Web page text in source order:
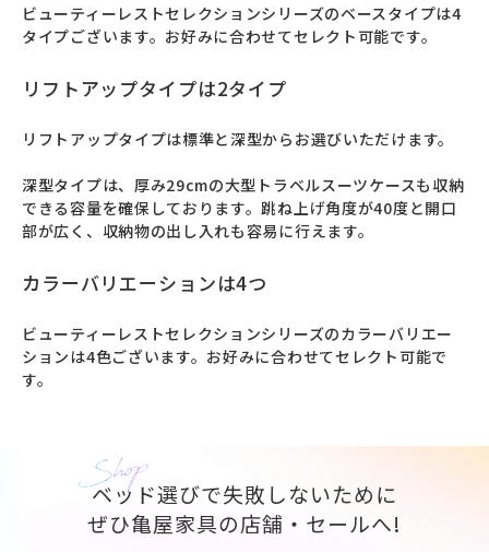
ビューティーレストセレクションシリーズのベースタイプは4
タイプございます。お好みに合わせてセレクト可能です。
リフトアップタイプは2タイプ
リフトアップタイプは標準と深型からお選びいただけます。
深型タイプは、厚み29cmの大型トラベルスーツケースも収納
できる容量を確保しております。跳ね上げ角度が40度と開口
部が広く、収納物の出し入れも容易に行えます。
カラーバリエーションは4つ
ビューティーレストセレクションシリーズのカラーバリエー
ションは4色ございます。お好みに合わせてセレクト可能で
す。
ベッド選びで失敗しないために
ぜひ亀屋家具の店舗・セールへ!